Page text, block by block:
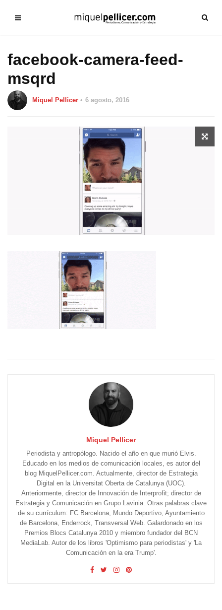
facebook-camera-feed-
msqrd
Miquel Pellicer 6 agosto, 2016
Miquel Pellicer
Periodista y antropólogo. Nacido el año en que murió Elvis.
Educado en los medios de comunicación locales, es autor del
blog MiquelPellicer.com. Actualmente, director de Estrategia
Digital en la Universitat Oberta de Catalunya (UOC).
Anteriormente, director de Innovación de Interprofit; director de
Estrategia y Comunicación en Grupo Lavinia. Otras palabras clave
de su currículum: FC Barcelona, Mundo Deportivo, Ayuntamiento
de Barcelona, Enderrock, Transversal Web. Galardonado en los
Premios Blocs Catalunya 2010 y miembro fundador del BCN
MediaLab. Autor de los libros 'Optimismo para periodistas' y 'La
Comunicación en la era Trump'.